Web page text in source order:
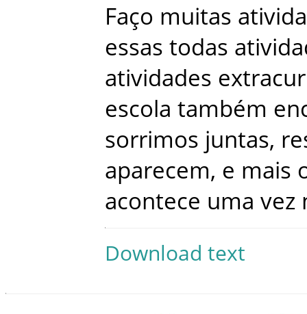
Faço muitas
essas todas
atividades
escola também
sorrimos juntas,
aparecem, e mais
acontece uma vez
Download text